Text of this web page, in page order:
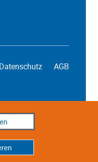
Datenschutz AGB